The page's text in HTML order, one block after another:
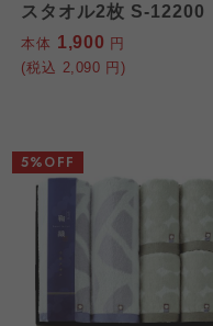
スタオル2枚 S-12200
本体 1,900 円
(税込 2,090 円)
5%OFF